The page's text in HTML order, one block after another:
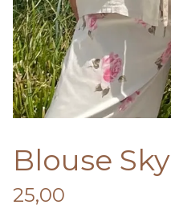
Blouse Sky
25,00